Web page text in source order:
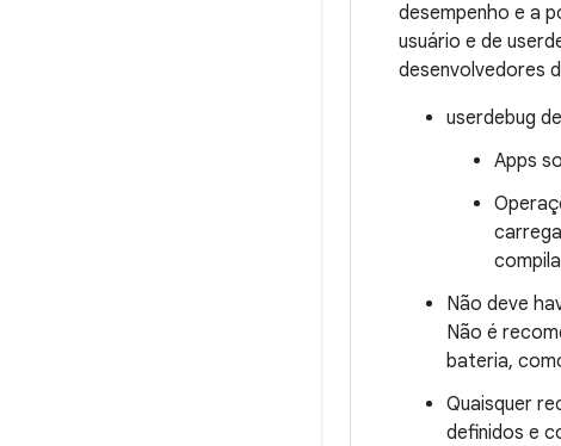
desempenho e a
usuário e de
desenvolvedores
userdebug
Apps
Não deve
Não é
bateria,
Quaisquer
definidos e